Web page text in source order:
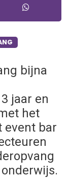
bijna
jaar en
het
event bar